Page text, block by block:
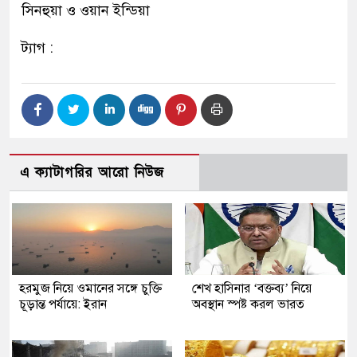
সিনহুয়া ও ওয়ান ইন্ডিয়া
ট্যাগ :
এ ক্যাটাগরির আরো নিউজ
হরমুজ নিয়ে ওমানের সঙ্গে চুক্তি
চূড়ান্ত পর্যায়ে: ইরান
শেখ হাসিনার ‘বক্তব্য’ নিয়ে
অবস্থান স্পষ্ট করল ভারত